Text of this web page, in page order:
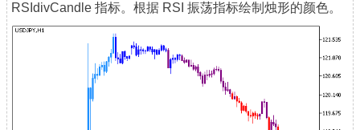
RSIdivCandle 指标。根据 RSI 振荡指标绘制烛形的颜色。